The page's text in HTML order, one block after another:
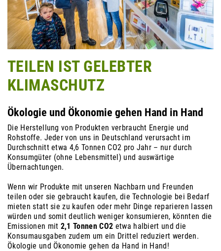
TEILEN IST GELEBTER
KLIMASCHUTZ
Ökologie und Ökonomie gehen Hand in Hand
Die Herstellung von Produkten verbraucht Energie und
Rohstoffe. Jeder von uns in Deutschland verursacht im
Durchschnitt etwa 4,6 Tonnen CO2 pro Jahr – nur durch
Konsumgüter (ohne Lebensmittel) und auswärtige
Übernachtungen.
Wenn wir Produkte mit unseren Nachbarn und Freunden
teilen oder sie gebraucht kaufen, die Technologie bei Bedarf
mieten statt sie zu kaufen oder mehr Dinge reparieren lassen
würden und somit deutlich weniger konsumieren, könnten die
Emissionen mit 2,1 Tonnen CO2 etwa halbiert und die
Konsumausgaben zudem um ein Drittel reduziert werden.
Ökologie und Ökonomie gehen da Hand in Hand!